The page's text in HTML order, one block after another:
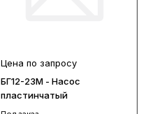
Цена по запросу
БГ12-23М - Насос
пластинчатый